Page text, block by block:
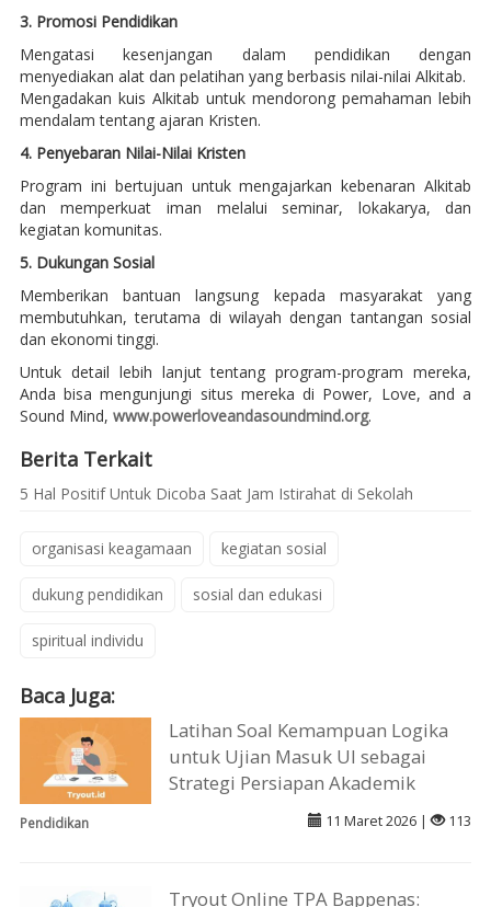
3. Promosi Pendidikan
Mengatasi kesenjangan dalam pendidikan dengan
menyediakan alat dan pelatihan yang berbasis nilai-nilai Alkitab.
Mengadakan kuis Alkitab untuk mendorong pemahaman lebih
mendalam tentang ajaran Kristen.
4. Penyebaran Nilai-Nilai Kristen
Program ini bertujuan untuk mengajarkan kebenaran Alkitab
dan memperkuat iman melalui seminar, lokakarya, dan
kegiatan komunitas.
5. Dukungan Sosial
Memberikan bantuan langsung kepada masyarakat yang
membutuhkan, terutama di wilayah dengan tantangan sosial
dan ekonomi tinggi.
Untuk detail lebih lanjut tentang program-program mereka,
Anda bisa mengunjungi situs mereka di Power, Love, and a
Sound Mind, www.powerloveandasoundmind.org.
Berita Terkait
5 Hal Positif Untuk Dicoba Saat Jam Istirahat di Sekolah
organisasi keagamaan kegiatan sosial
dukung pendidikan sosial dan edukasi
spiritual individu
Baca Juga:
Latihan Soal Kemampuan Logika
untuk Ujian Masuk UI sebagai
Strategi Persiapan Akademik
Pendidikan 11 Maret 2026 | 113
Tryout Online TPA Bappenas: